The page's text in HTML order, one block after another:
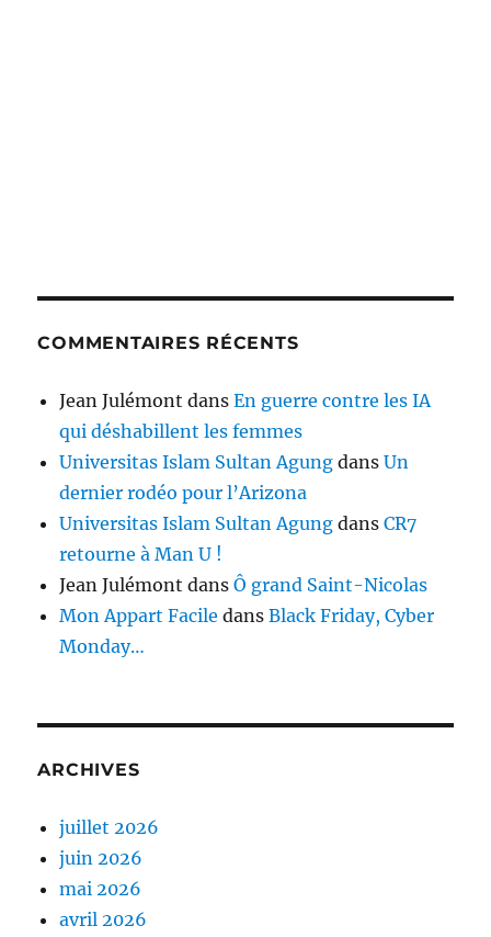
COMMENTAIRES RÉCENTS
Jean Julémont dansEn guerre contre les IA
qui déshabillent les femmes
Universitas Islam Sultan Agung dansUn
dernier rodéo pour l’Arizona
Universitas Islam Sultan Agung dansCR7
retourne à Man U !
Jean Julémont dansÔ grand Saint-Nicolas
Mon Appart Facile dansBlack Friday, Cyber
Monday…
ARCHIVES
juillet 2026
juin 2026
mai 2026
avril 2026